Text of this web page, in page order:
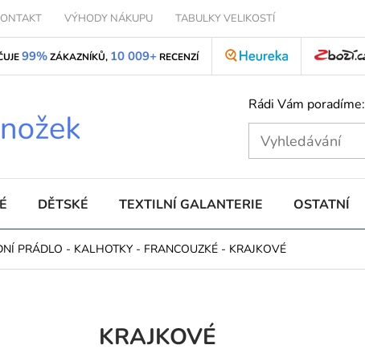
VÝHODY NÁKUPU TABULKY VELIKOSTÍ
99%ZÁKAZNÍKŮ, 10 009+ RECENZÍ
Rádi Vám poradíme:
DĚTSKÉ TEXTILNÍ GALANTERIE OSTATNÍ
PRÁDLO - KALHOTKY - FRANCOUZKÉ - KRAJKOVÉ
KRAJKOVÉ